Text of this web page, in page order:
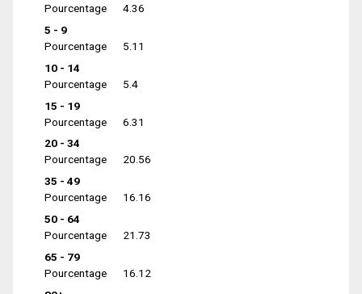
Pourcentage
4.36
5 - 9
Pourcentage
5.11
10 - 14
Pourcentage
5.4
15 - 19
Pourcentage
6.31
20 - 34
Pourcentage
20.56
35 - 49
Pourcentage
16.16
50 - 64
Pourcentage
21.73
65 - 79
Pourcentage
16.12